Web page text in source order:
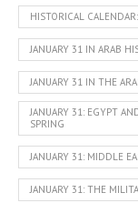
HISTORICAL
JANUARY 31 IN ARAB
JANUARY 31 IN THE
JANUARY 31: EGYPT
SPRING
JANUARY 31: MIDDLE
JANUARY 31: THE